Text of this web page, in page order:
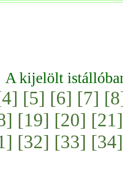
A kijelölt
[5] [6] [7]
[19] [20] [21]
[32] [33] [34]